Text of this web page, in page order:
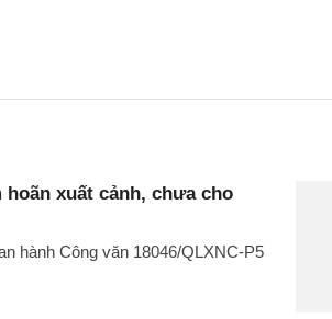
hoãn xuất cảnh, chưa cho
hành Công văn 18046/QLXNC-P5